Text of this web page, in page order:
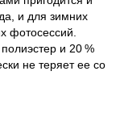
и для зимних
фотосессий.
и 20 %
не теряет ее со